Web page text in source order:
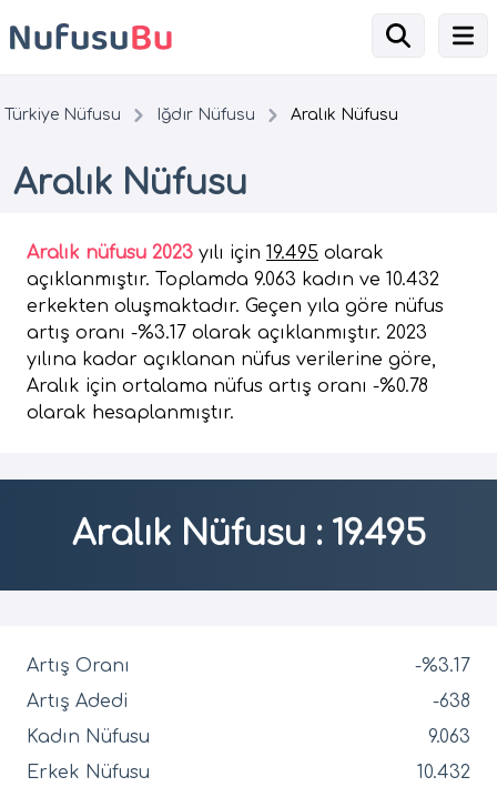
Türkiye Nüfusu Iğdır Nüfusu Aralık Nüfusu
Aralık Nüfusu
Aralık nüfusu 2023 yılı için 19.495 olarak
açıklanmıştır. Toplamda 9.063 kadın ve 10.432
erkekten oluşmaktadır. Geçen yıla göre nüfus
artış oranı -%3.17 olarak açıklanmıştır. 2023
yılına kadar açıklanan nüfus verilerine göre,
Aralık için ortalama nüfus artış oranı -%0.78
olarak hesaplanmıştır.
Aralık Nüfusu : 19.495
Artış Oranı
-%3.17
Artış Adedi
-638
Kadın Nüfusu
9.063
Erkek Nüfusu
10.432